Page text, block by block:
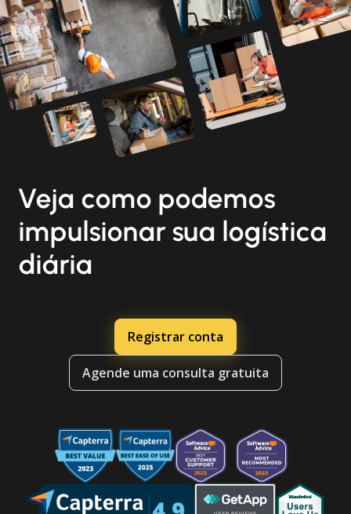
Veja como podemos
impulsionar sua logística
diária
Registrar conta
Agende uma consulta gratuita